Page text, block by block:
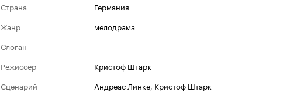
Страна
Германия
Жанр
мелодрама
Слоган
—
Режиссер
Кристоф Штарк
Сценарий
Андреас Линке, Кристоф Штарк